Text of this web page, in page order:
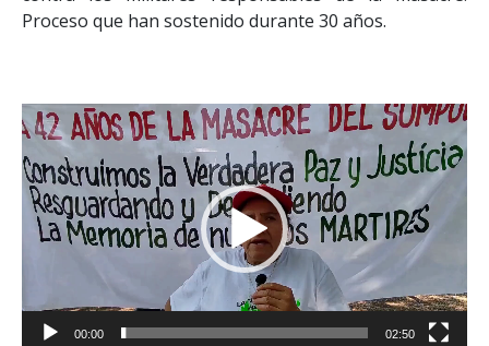
Proceso que han sostenido durante 30 años.
Reproductor
de
vídeo
00:00 02:50